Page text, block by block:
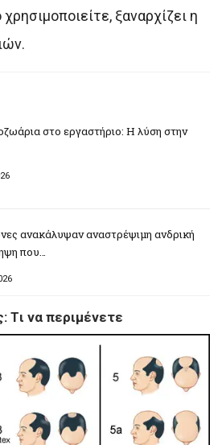
ξαναρχίζει η
στο εργαστήριο: Η λύση στην
ανακάλυψαν αναστρέψιμη ανδρική
που…
Tι να περιμένετε